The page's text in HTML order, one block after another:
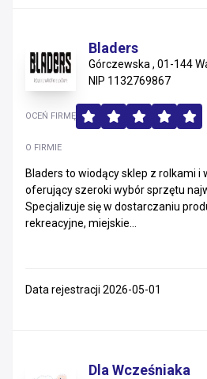
Bladers
Górczewska , 01-144
NIP 1132769867
O FIRMIE
Bladers to wiodący sklep z rolkami i
oferujący szeroki wybór sprzętu
Specjalizuje się w dostarczaniu
rekreacyjne, miejskie...
OCEŃ FIRMĘ
Data rejestracji 2026-05-01
Dla Wcześniaka